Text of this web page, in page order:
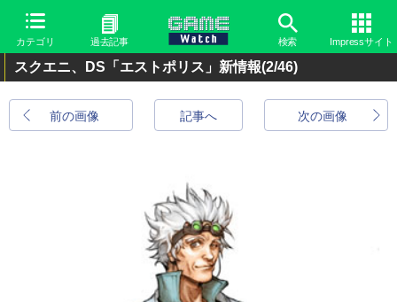
カテゴリ 過去記事 検索 Impressサイト
スクエニ、DS「エストポリス」新情報(2/46)
前の画像 次の画像
記事へ